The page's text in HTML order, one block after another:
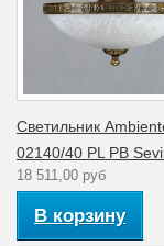
Светильник
02140/40 PL PB
18 511,00 руб
В корзину